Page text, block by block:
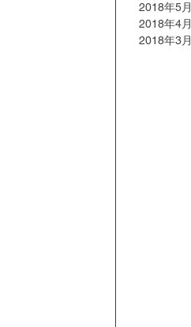
2018年5月
2018年4月
2018年3月